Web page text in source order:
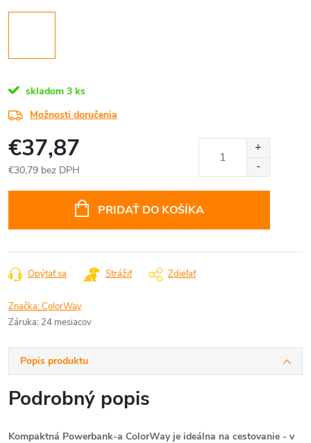
skladom 3 ks
Možnosti doručenia
€37,87
€30,79 bez DPH
PRIDAŤ DO KOŠÍKA
Opýtať sa Strážiť Zdieľať
Značka:ColorWay
Záruka: 24 mesiacov
Popis produktu
Podrobný popis
Kompaktná Powerbank-a ColorWay je ideálna na cestovanie - v